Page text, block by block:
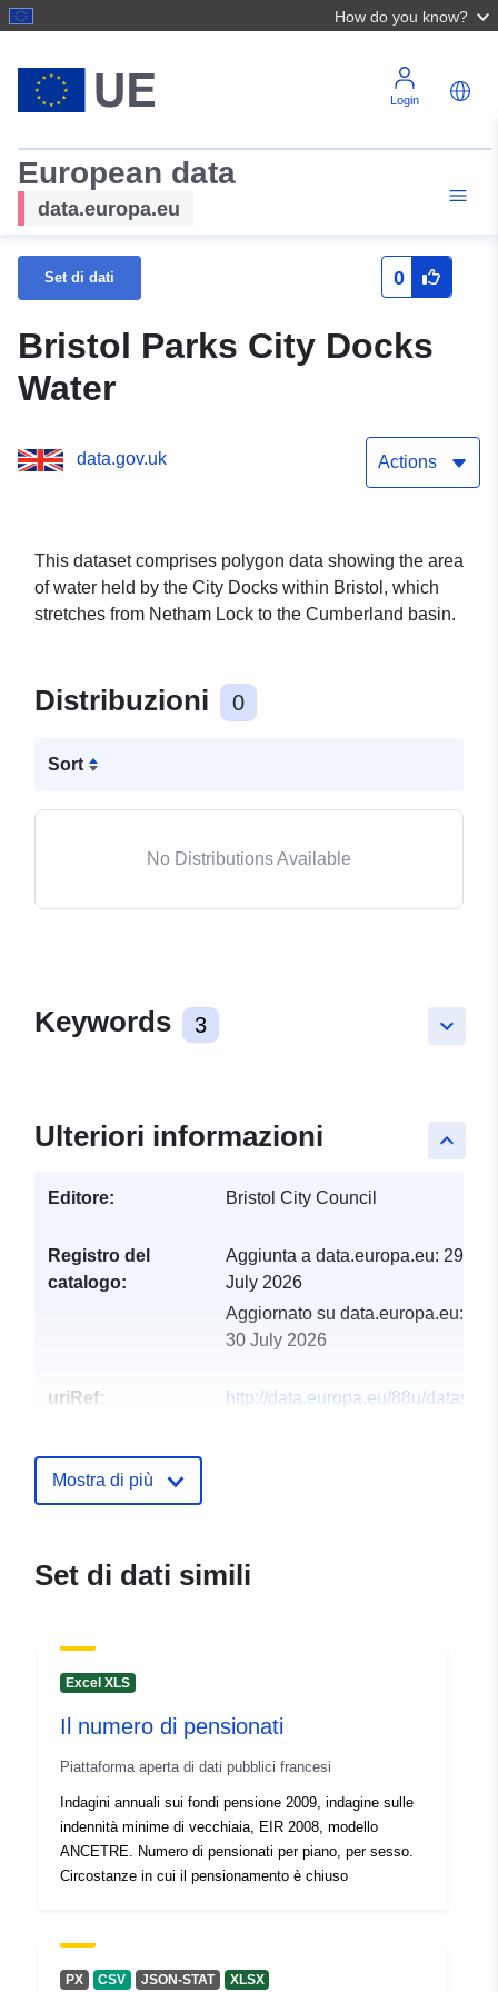
How do you know?
Login
European data
data.europa.eu
Set di dati 0
Bristol Parks City Docks
Water
data.gov.uk Actions
This dataset comprises polygon data showing the area
of water held by the City Docks within Bristol, which
stretches from Netham Lock to the Cumberland basin.
Distribuzioni 0
Sort
No Distributions Available
keyboard_arrow_down
Keywords 3
keyboard_arrow_up
Ulteriori informazioni
Editore: Bristol City Council
Registro del
catalogo:
Aggiunta a data.europa.eu: 29
July 2026
Aggiornato su data.europa.eu:
30 July 2026
uriRef:
http://data.europa.eu/88u/dataset/
Mostra di più
Set di dati simili
Excel XLS
Il numero di pensionati
Piattaforma aperta di dati pubblici francesi
Indagini annuali sui fondi pensione 2009, indagine sulle
indennità minime di vecchiaia, EIR 2008, modello
ANCETRE. Numero di pensionati per piano, per sesso.
Circostanze in cui il pensionamento è chiuso
PX CSV JSON-STAT XLSX